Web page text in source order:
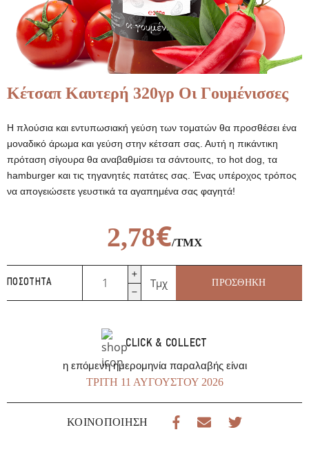
Κέτσαπ Καυτερή 320γρ Οι Γουμένισσες
Η πλούσια και εντυπωσιακή γεύση των τοματών θα προσθέσει ένα
μοναδικό άρωμα και γεύση στην κέτσαπ σας. Αυτή η πικάντικη
πρόταση σίγουρα θα αναβαθμίσει τα σάντουιτς, το hot dog, τα
hamburger και τις τηγανητές πατάτες σας. Ένας υπέροχος τρόπος
να απογειώσετε γευστικά τα αγαπημένα σας φαγητά!
2,78€/ΤΜΧ
ΠΟΣΌΤΗΤΑ
Καυτερή
320γρ
Γουμένισσες
ποσότητα
Τμχ ΠΡΟΣΘΉΚΗ
CLICK & COLLECT
η επόμενη ημερομηνία παραλαβής είναι
ΤΡΊΤΗ 11 ΑΥΓΟΎΣΤΟΥ 2026
ΚΟΙΝΟΠΟΊΗΣΗ